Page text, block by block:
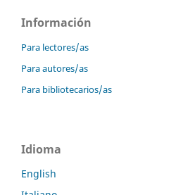
Información
Para lectores/as
Para autores/as
Para bibliotecarios/as
Idioma
English